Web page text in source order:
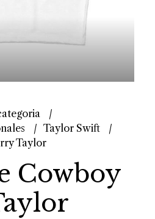
Taylor Swift
Taylor
Cowboy